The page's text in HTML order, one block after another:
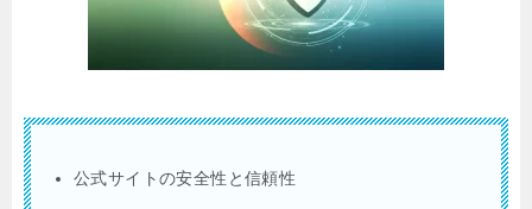
公式サイトの安全性と信頼性